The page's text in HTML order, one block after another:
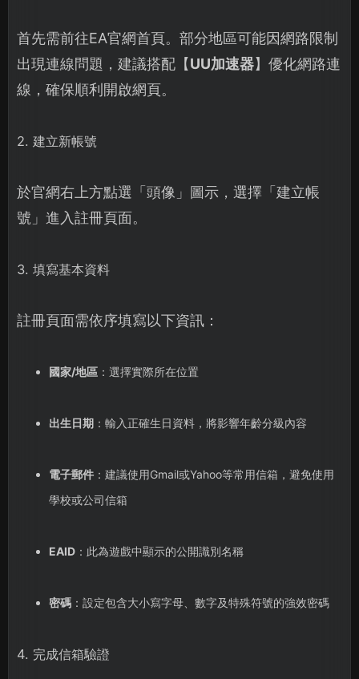
首先需前往EA官網首頁。部分地區可能因網路限制
出現連線問題，建議搭配【UU加速器】優化網路連
線，確保順利開啟網頁。
2. 建立新帳號
於官網右上方點選「頭像」圖示，選擇「建立帳
號」進入註冊頁面。
3. 填寫基本資料
註冊頁面需依序填寫以下資訊：
國家/地區：選擇實際所在位置
出生日期 ：輸入正確生日資料，將影響年齡分級內容
電子郵件：建議使用Gmail或Yahoo等常用信箱，避免使用
學校或公司信箱
EAID：此為遊戲中顯示的公開識別名稱
密碼：設定包含大小寫字母、數字及特殊符號的強效密碼
4. 完成信箱驗證